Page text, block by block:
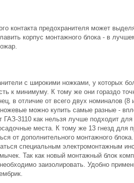
контакта предохранителя может
корпус монтажного блока - в
с широкими ножками, у которых
к минимуму. К тому же они гораздо
в отличие от всего двух номиналов (8
можно купить самые разные -
ГАЗ-3110 как нельзя лучше подходит
места. К тому же 13 гнезд для
от дополнительного монтажного блока.
специальным электромонтажным
Так как новый монтажный блок
заизолировать. Удобно